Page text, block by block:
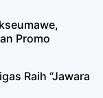
Promo
Raih “Jawara